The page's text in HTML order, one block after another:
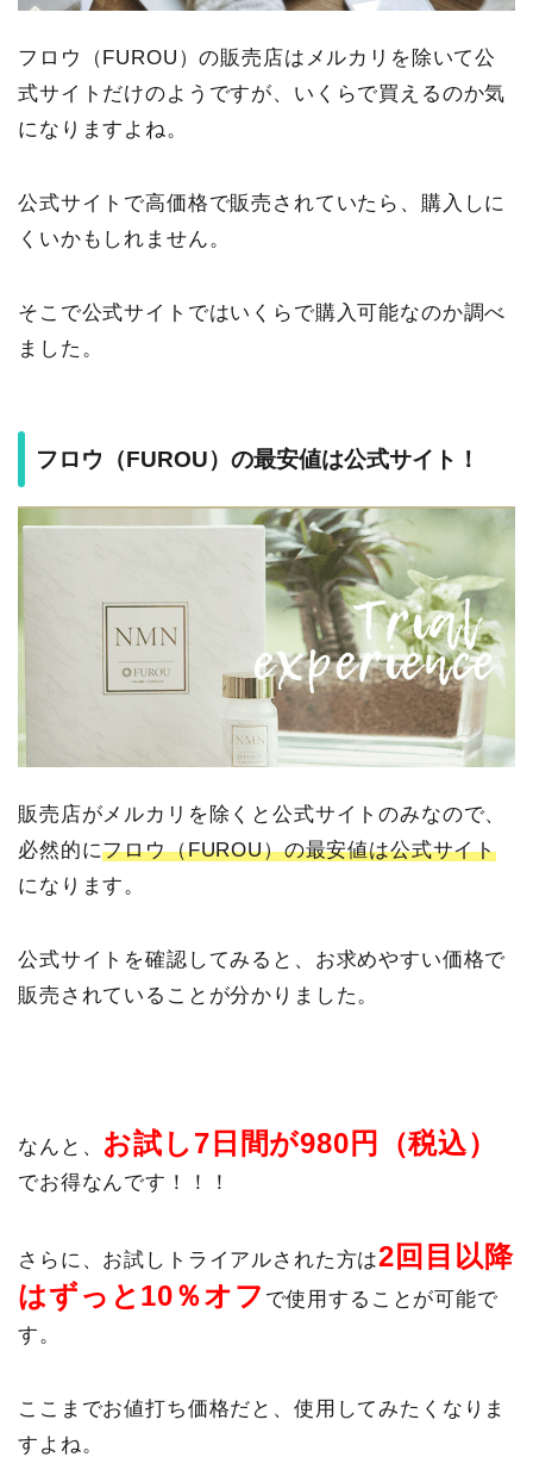
フロウ（FUROU）の販売店はメルカリを除いて公
式サイトだけのようですが、いくらで買えるのか気
になりますよね。
公式サイトで高価格で販売されていたら、購入しに
くいかもしれません。
そこで公式サイトではいくらで購入可能なのか調べ
ました。
フロウ（FUROU）の最安値は公式サイト！
販売店がメルカリを除くと公式サイトのみなので、
必然的にフロウ（FUROU）の最安値は公式サイト
になります。
公式サイトを確認してみると、お求めやすい価格で
販売されていることが分かりました。
なんと、 お試し7日間が980円（税込）
でお得なんです！！！
さらに、お試しトライアルされた方は2回目以降
はずっと10％オフ で使用することが可能で
す。
ここまでお値打ち価格だと、使用してみたくなりま
すよね。